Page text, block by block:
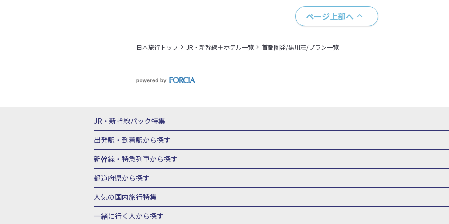
ページ上部へ
日本旅行トップ JR・新幹線＋ホテル一覧 首都圏発/黒川荘/プラン一覧
JR・新幹線パック特集
JR・新幹線＋ホテルパック
出発駅・到着駅から探す
秋田⇔東京 新幹線パック
富山⇔東京 新幹線パック
東京→青森 新幹線パック 東京→仙台 新幹線パック 東京 新幹線パック
東京→
東京→新潟 新幹線パック
東京⇔軽井沢 新幹線パック 東京→長野 新幹線パック
東京→名古屋 新幹線パッ
東京→京都 新幹線パック
東京→広島 新幹線パック
新幹線・特急列車から探す
北海道新幹線 旅行
上越新幹線 旅行
山陽新幹線 旅行 九州新幹線 旅行 西九州新幹線 旅行 特急サンダーバード 旅行
都道府県から探す
北海道旅行・ツアー
山形旅行・ツアー
福島旅行・ツアー 関東 東京旅行・ツアー 神奈川旅行・ツアー 埼玉旅行・ツアー
人気の国内旅行特集
東京ディズニーリゾート®への旅
一緒に行く人から探す